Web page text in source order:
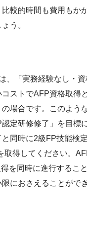
較的時間も費用もか
う。
、「実務経験なし・資
ストでAFP資格取得
場合です。このよう
定研修修了」を目標
同時に2級FP技能検
取得してください。
を同時に進行するこ
におさえることがで